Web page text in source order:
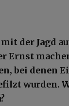
der Jagd
Ernst
bei denen
wurden.